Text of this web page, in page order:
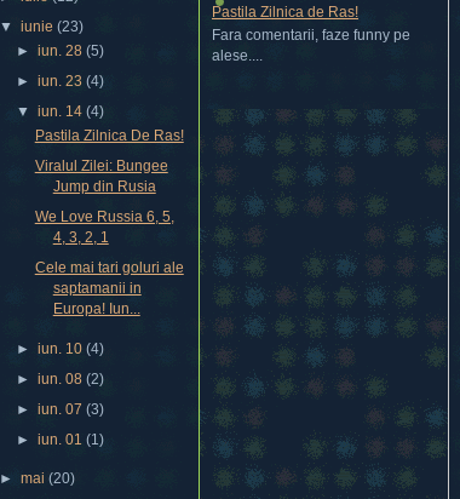
Pastila Zilnica de Ras!
Fara comentarii, faze funny pe
alese....
▼iunie(23)
►iun. 28(5)
►iun. 23(4)
▼iun. 14(4)
Pastila Zilnica De Ras!
Viralul Zilei: Bungee
Jump din Rusia
We Love Russia 6, 5,
4, 3, 2, 1
Cele mai tari goluri ale
saptamanii in
Europa! Iun...
►iun. 10(4)
►iun. 08(2)
►iun. 07(3)
►iun. 01(1)
►mai(20)